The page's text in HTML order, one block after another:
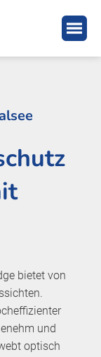
bietet von
und
optisch